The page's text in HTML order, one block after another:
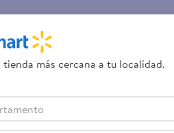
tienda más cercana a tu localidad.